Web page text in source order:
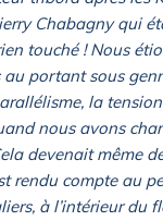
Chabagny qui
touché ! Nous
portant sous
la
nous avons
devenait même
rendu compte au
à l’intérieur du